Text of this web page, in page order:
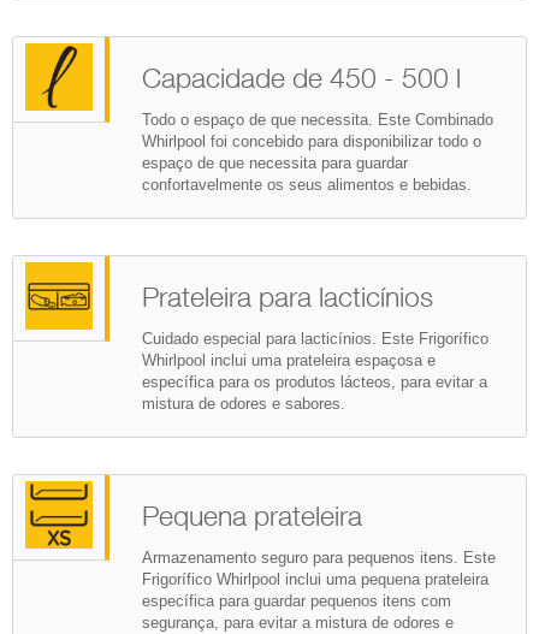
Capacidade de 450 - 500 l
Todo o espaço de que necessita. Este Combinado
Whirlpool foi concebido para disponibilizar todo o
espaço de que necessita para guardar
confortavelmente os seus alimentos e bebidas.
Prateleira para lacticínios
Cuidado especial para lacticínios. Este Frigorífico
Whirlpool inclui uma prateleira espaçosa e
específica para os produtos lácteos, para evitar a
mistura de odores e sabores.
Pequena prateleira
Armazenamento seguro para pequenos itens. Este
Frigorífico Whirlpool inclui uma pequena prateleira
específica para guardar pequenos itens com
segurança, para evitar a mistura de odores e